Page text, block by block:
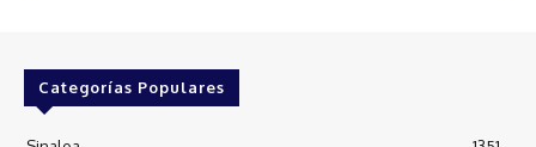
Categorías Populares